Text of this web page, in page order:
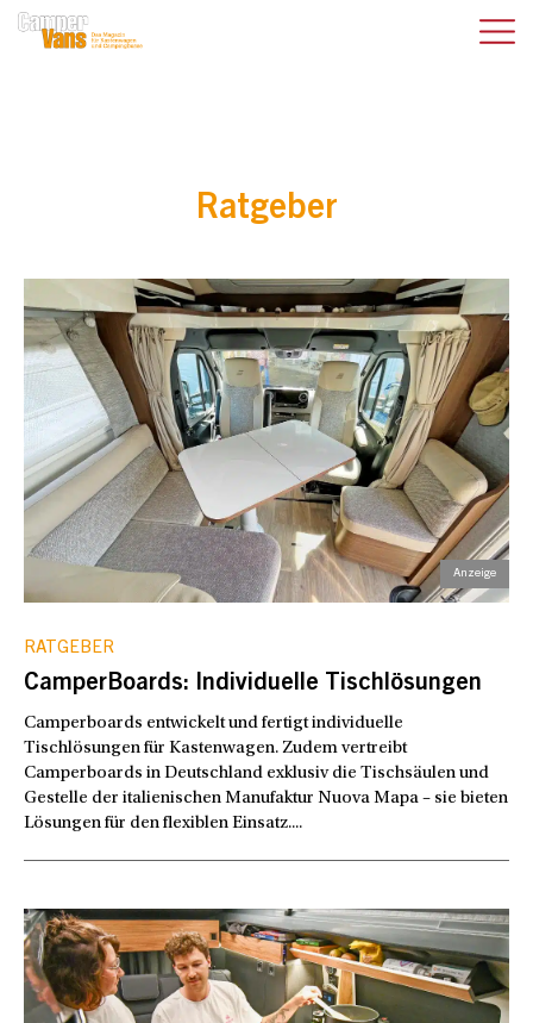
Ratgeber
RATGEBER
CamperBoards: Individuelle Tischlösungen
Camperboards entwickelt und fertigt individuelle
Tischlösungen für Kastenwagen. Zudem vertreibt
Camperboards in Deutschland exklusiv die Tischsäulen und
Gestelle der italienischen Manufaktur Nuova Mapa – sie bieten
Lösungen für den flexiblen Einsatz....